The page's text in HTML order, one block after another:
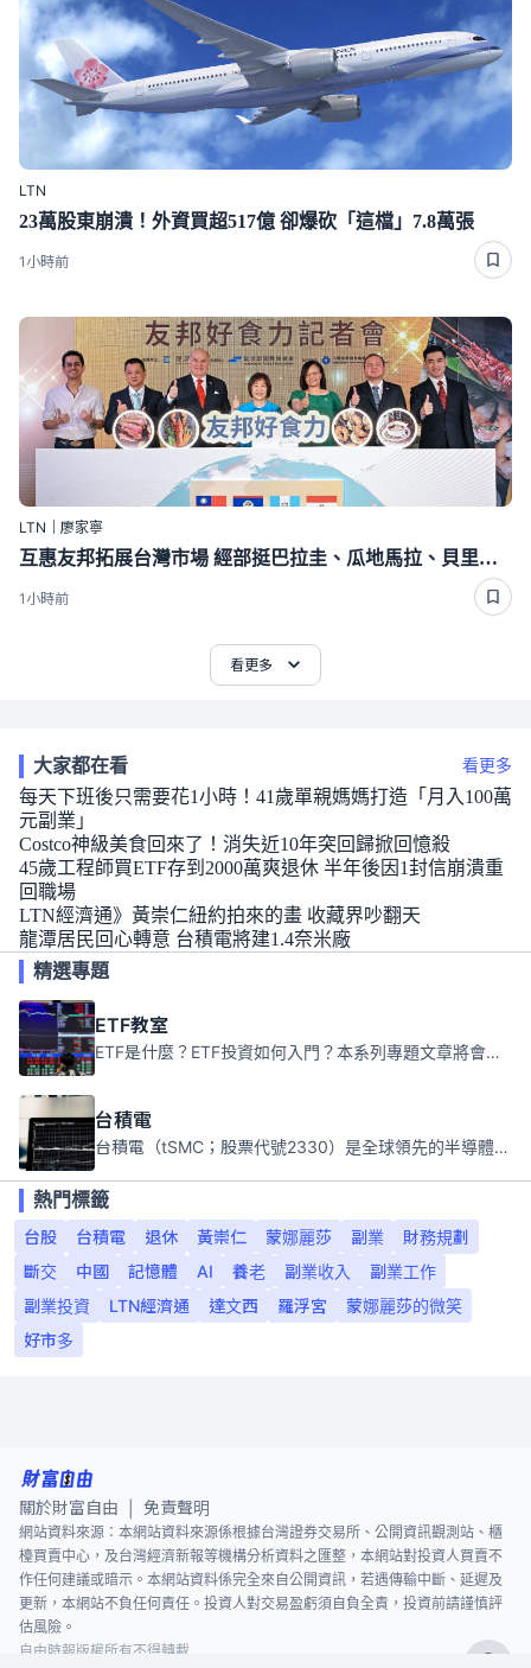
LTN
23萬股東崩潰！外資買超517億 卻爆砍「這檔」7.8萬張
1小時前
LTN｜廖家寧
互惠友邦拓展台灣市場 經部挺巴拉圭、瓜地馬拉、貝里斯農漁畜產品
1小時前
看更多
大家都在看 看更多
每天下班後只需要花1小時！41歲單親媽媽打造「月入100萬
元副業」
Costco神級美食回來了！消失近10年突回歸掀回憶殺
45歲工程師買ETF存到2000萬爽退休 半年後因1封信崩潰重
回職場
LTN經濟通》黃崇仁紐約拍來的畫 收藏界吵翻天
龍潭居民回心轉意 台積電將建1.4奈米廠
精選專題
ETF教室
ETF是什麼？ETF投資如何入門？本系列專題文章將會告訴你新手必須知道的ETF基礎知識。
台積電
台積電（tSMC；股票代號2330）是全球領先的半導體代工公司，成立於1987年，總部位於台灣新竹。且已於美國、日本、德國及中國設廠，台積電是全球首家專業積體電路製造服務公司，也是全球最先進和最大規模的半導體代工廠。
熱門標籤
台股
台積電 退休 黃崇仁 蒙娜麗莎 副業
財務規劃
斷交
中國 記憶體 AI 養老 副業收入
副業工作
副業投資
LTN經濟通 達文西 羅浮宮
蒙娜麗莎的微笑
好市多
關於財富自由 免責聲明
網站資料來源：本網站資料來源係根據台灣證券交易所、公開資訊觀測站、櫃
檯買賣中心，及台灣經濟新報等機構分析資料之匯整，本網站對投資人買賣不
作任何建議或暗示。本網站資料係完全來自公開資訊，若遇傳輸中斷、延遲及
更新，本網站不負任何責任。投資人對交易盈虧須自負全責，投資前請謹慎評
估風險。
自由時報版權所有不得轉載